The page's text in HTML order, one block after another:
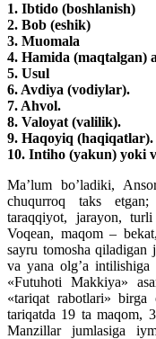
1. Ibtido (boshlanish)
2. Bob (eshik)
3. Muomala
4. Hamida (maqtalgan)
5. Usul
6. Avdiya (vodiylar).
7. Ahvol.
8. Valoyat (valilik).
9. Haqoyiq (haqiqatlar).
10. Intiho (yakun) yoki
Ma’lum bo’ladiki,
chuqurroq taks
taraqqiyot, jarayon,
Voqean, maqom –
sayru tomosha qiladigan
va yana olg’a
«Futuhoti Makkiya»
«tariqat rabotlari» birga
tariqatda 19 ta maqom,
Manzillar jumlasiga